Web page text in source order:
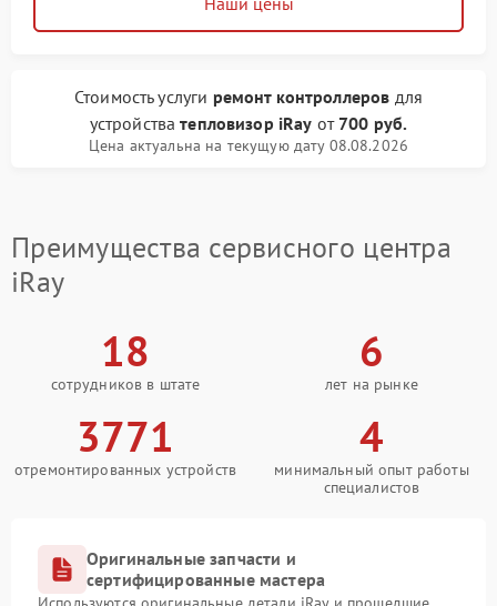
Стоимость услуги ремонт контроллеров для
устройстватепловизор iRay от 700 руб.
Цена актуальна на текущую дату 08.08.2026
Преимущества сервисного центра
iRay
18
сотрудников в штате
6
лет на рынке
3771
отремонтированных устройств
4
минимальный опыт работы
специалистов
Оригинальные запчасти и
сертифицированные мастера